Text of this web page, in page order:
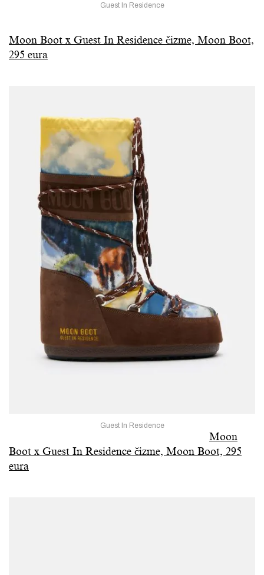
Guest In Residence
Moon Boot x Guest In Residence čizme, Moon Boot,
295 eura
Guest In Residence
Moon
Boot x Guest In Residence čizme, Moon Boot, 295
eura